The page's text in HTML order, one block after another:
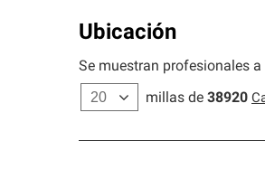
Ubicación
Se muestran profesionales a
millas de 38920